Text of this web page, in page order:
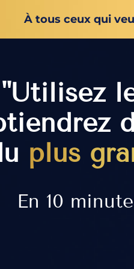
À tous ceux qui
"Utilisez
plus
En 10